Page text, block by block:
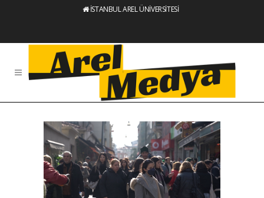
İSTANBUL AREL ÜNİVERSİTESİ